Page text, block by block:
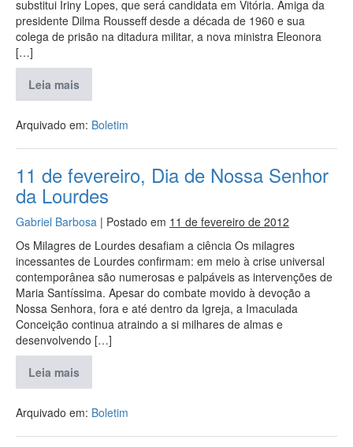
substitui Iriny Lopes, que será candidata em Vitória. Amiga da
presidente Dilma Rousseff desde a década de 1960 e sua
colega de prisão na ditadura militar, a nova ministra Eleonora
[…]
Leia mais
Arquivado em: Boletim
11 de fevereiro, Dia de Nossa Senhor
da Lourdes
Gabriel Barbosa | Postado em 11 de fevereiro de 2012
Os Milagres de Lourdes desafiam a ciência Os milagres
incessantes de Lourdes confirmam: em meio à crise universal
contemporânea são numerosas e palpáveis as intervenções de
Maria Santíssima. Apesar do combate movido à devoção a
Nossa Senhora, fora e até dentro da Igreja, a Imaculada
Conceição continua atraindo a si milhares de almas e
desenvolvendo […]
Leia mais
Arquivado em: Boletim